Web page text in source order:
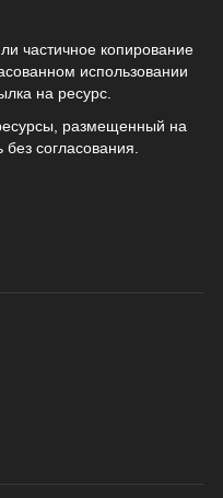
частичное копирование
использовании
на ресурс.
размещенный на
согласования.